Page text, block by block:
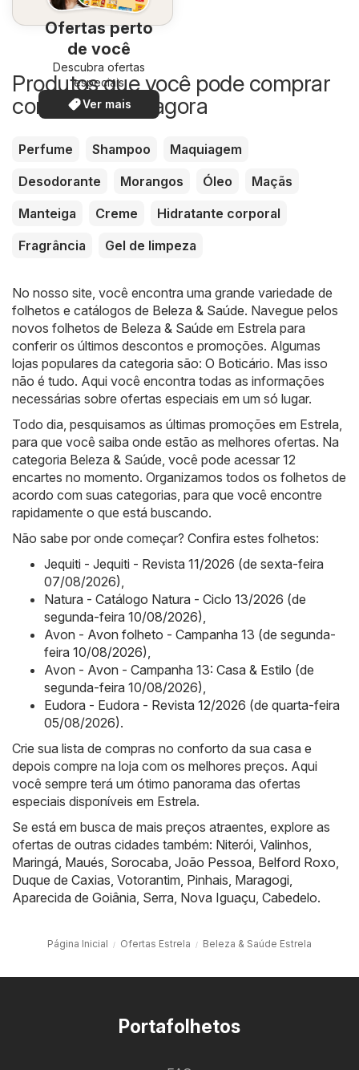
Ofertas perto
de você
Descubra ofertas
especiais
Ver mais
Produtos que você pode comprar
com desconto agora
Perfume Shampoo
Maquiagem
Desodorante
Morangos Óleo
Maçãs
Manteiga
Creme
Hidratante corporal
Fragrância
Gel de limpeza
No nosso site, você encontra uma grande variedade de
folhetos e catálogos de Beleza & Saúde. Navegue pelos
novos folhetos de Beleza & Saúde em Estrela para
conferir os últimos descontos e promoções. Algumas
lojas populares da categoria são: O Boticário. Mas isso
não é tudo. Aqui você encontra todas as informações
necessárias sobre ofertas especiais em um só lugar.
Todo dia, pesquisamos as últimas promoções em Estrela,
para que você saiba onde estão as melhores ofertas. Na
categoria Beleza & Saúde, você pode acessar 12
encartes no momento. Organizamos todos os folhetos de
acordo com suas categorias, para que você encontre
rapidamente o que está buscando.
Não sabe por onde começar? Confira estes folhetos:
Jequiti - Jequiti - Revista 11/2026 (de sexta-feira
07/08/2026)
Natura - Catálogo Natura - Ciclo 13/2026 (de
segunda-feira 10/08/2026)
Avon - Avon folheto - Campanha 13 (de segunda-
feira 10/08/2026)
Avon - Avon - Campanha 13: Casa & Estilo (de
segunda-feira 10/08/2026)
Eudora - Eudora - Revista 12/2026 (de quarta-feira
05/08/2026).
Crie sua lista de compras no conforto da sua casa e
depois compre na loja com os melhores preços. Aqui
você sempre terá um ótimo panorama das ofertas
especiais disponíveis em Estrela.
Se está em busca de mais preços atraentes, explore as
ofertas de outras cidades também: Niterói Valinhos
Maringá Maués Sorocaba João Pessoa Belford Roxo
Duque de Caxias Votorantim Pinhais Maragogi
Aparecida de Goiânia Serra Nova Iguaçu Cabedelo.
Página Inicial Ofertas Estrela Beleza & Saúde Estrela
Portafolhetos